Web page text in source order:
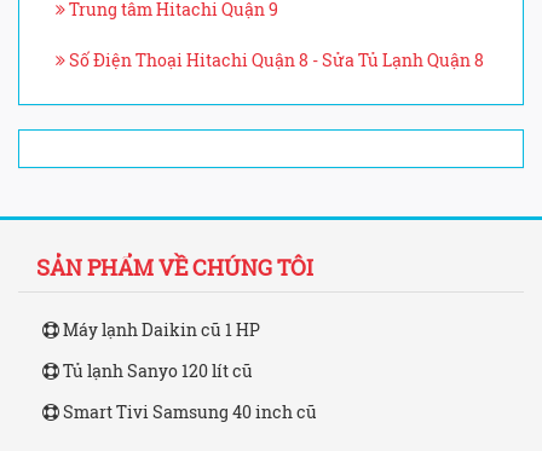
Trung tâm Hitachi Quận 9
Số Điện Thoại Hitachi Quận 8 - Sửa Tủ Lạnh Quận 8
SẢN PHẨM VỀ CHÚNG TÔI
Máy lạnh Daikin cũ 1 HP
Tủ lạnh Sanyo 120 lít cũ
Smart Tivi Samsung 40 inch cũ